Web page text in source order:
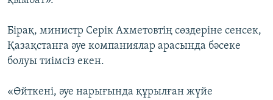
Бірақ, министр Серік Ахметовтің сөздеріне сенсек,
Қазақстанға әуе компаниялар арасында бәсеке
болуы тиімсіз екен.
«Өйткені, әуе нарығында құрылған жүйе